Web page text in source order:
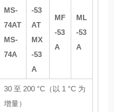
MS-
74AT
MS-
74A
-53
AT
MX
-53
A
MF
-53
A
ML
-53
A
30 至 200 °C（以 1 °C 为
增量）